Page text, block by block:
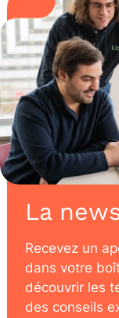
La
Recevez un
dans votre
découvrir les
des conseils